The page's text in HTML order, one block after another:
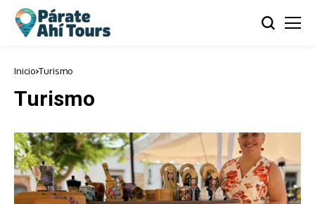
Inicio Turismo
Turismo